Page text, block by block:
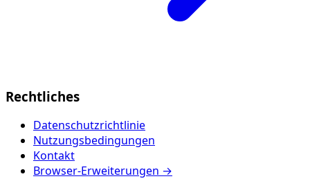
Rechtliches
Datenschutzrichtlinie
Nutzungsbedingungen
Kontakt
Browser-Erweiterungen →